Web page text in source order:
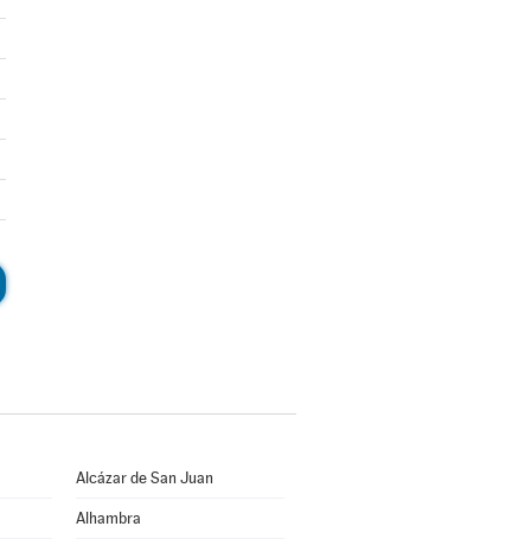
Alcázar de San Juan
Alhambra